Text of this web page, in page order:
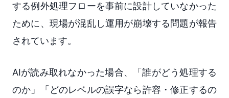
する例外処理フローを事前に設計していなかった
ために、現場が混乱し運用が崩壊する問題が報告
されています。
AIが読み取れなかった場合、「誰がどう処理する
のか」「どのレベルの誤字なら許容・修正するの